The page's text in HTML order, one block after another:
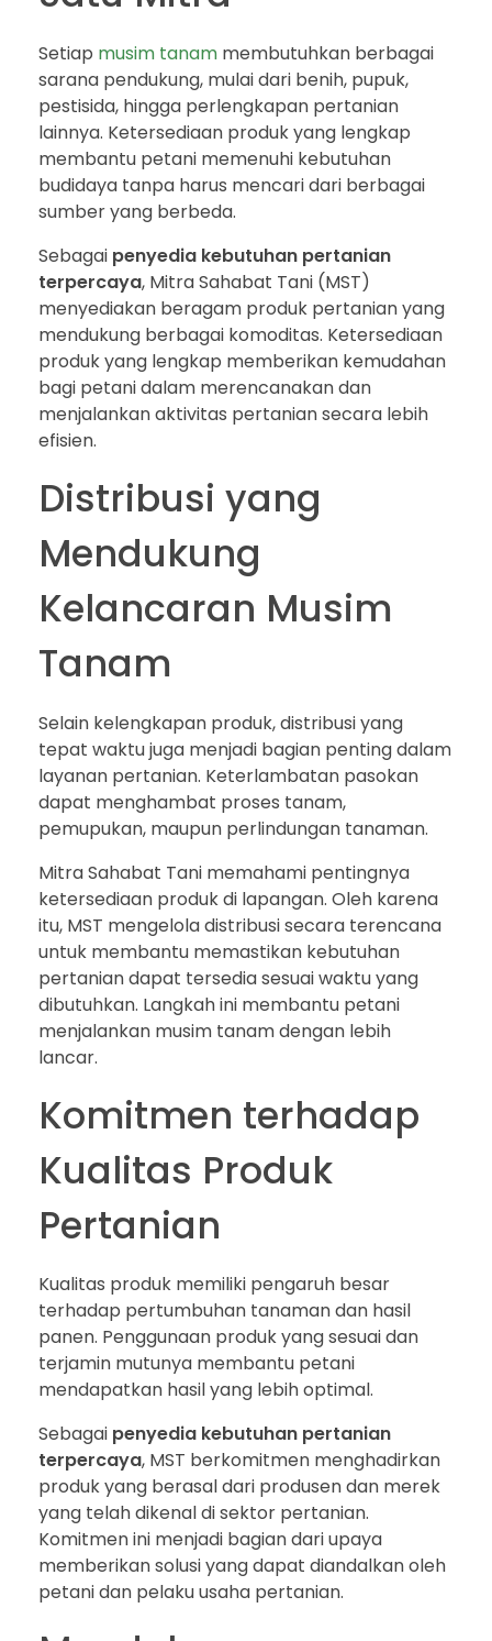
Setiap musim tanam membutuhkan berbagai
sarana pendukung, mulai dari benih, pupuk,
pestisida, hingga perlengkapan pertanian
lainnya. Ketersediaan produk yang lengkap
membantu petani memenuhi kebutuhan
budidaya tanpa harus mencari dari berbagai
sumber yang berbeda.
Sebagai penyedia kebutuhan pertanian
terpercaya, Mitra Sahabat Tani (MST)
menyediakan beragam produk pertanian yang
mendukung berbagai komoditas. Ketersediaan
produk yang lengkap memberikan kemudahan
bagi petani dalam merencanakan dan
menjalankan aktivitas pertanian secara lebih
efisien.
Distribusi yang
Mendukung
Kelancaran Musim
Tanam
Selain kelengkapan produk, distribusi yang
tepat waktu juga menjadi bagian penting dalam
layanan pertanian. Keterlambatan pasokan
dapat menghambat proses tanam,
pemupukan, maupun perlindungan tanaman.
Mitra Sahabat Tani memahami pentingnya
ketersediaan produk di lapangan. Oleh karena
itu, MST mengelola distribusi secara terencana
untuk membantu memastikan kebutuhan
pertanian dapat tersedia sesuai waktu yang
dibutuhkan. Langkah ini membantu petani
menjalankan musim tanam dengan lebih
lancar.
Komitmen terhadap
Kualitas Produk
Pertanian
Kualitas produk memiliki pengaruh besar
terhadap pertumbuhan tanaman dan hasil
panen. Penggunaan produk yang sesuai dan
terjamin mutunya membantu petani
mendapatkan hasil yang lebih optimal.
Sebagai penyedia kebutuhan pertanian
terpercaya, MST berkomitmen menghadirkan
produk yang berasal dari produsen dan merek
yang telah dikenal di sektor pertanian.
Komitmen ini menjadi bagian dari upaya
memberikan solusi yang dapat diandalkan oleh
petani dan pelaku usaha pertanian.